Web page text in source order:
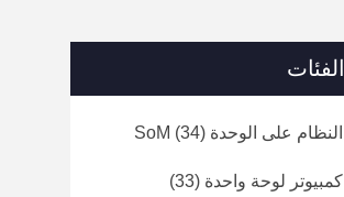
الفئات
النظام على الوحدة SoM (34)
كمبيوتر لوحة واحدة (33)